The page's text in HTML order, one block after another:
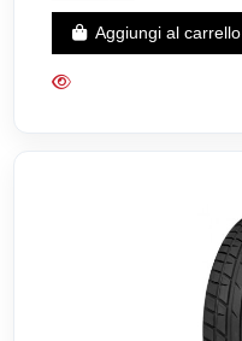
Aggiungi al carrello